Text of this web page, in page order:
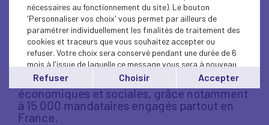
3. Vous voulez être entendu et représenté
Au Medef, tout le monde s’y retrouve…
parce que chaque entreprise mérite d’être
défendue.
Le Medef porte la voix des entreprises dans
le dialogue social et les grandes instances
économiques et sociales, grâce notamment
à 15 000 mandataires engagés partout en
France.
nécessaires au fonctionnement du site). Le bouton
'Personnaliser vos choix' vous permet par ailleurs de
paramétrer individuellement les finalités de traitement des
cookies et traceurs que vous souhaitez accepter ou
refuser. Votre choix sera conservé pendant une durée de 6
mois à l'issue de laquelle ce message vous sera à nouveau
affiché..
Vous pouvez modifier votre choix à tout moment en
cliquant sur le lien 'cookies'en bas de page.
Refuser Choisir Accepter